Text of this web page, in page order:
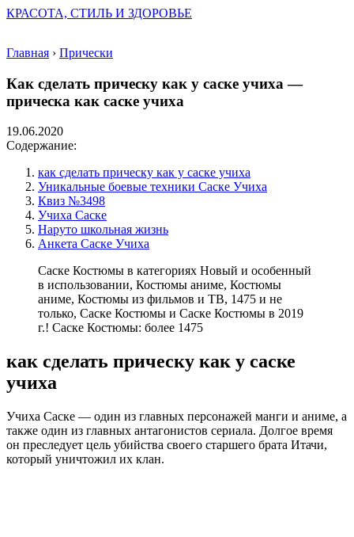
КРАСОТА, СТИЛЬ И ЗДОРОВЬЕ
Главная › Прически
Как сделать прическу как у саске учиха —
прическа как саске учиха
19.06.2020
Содержание:
как сделать прическу как у саске учиха
Уникальные боевые техники Саске Учиха
Квиз №3498
Учиха Саске
Наруто школьная жизнь
Анкета Саске Учиха
Саске Костюмы в категориях Новый и особенный
в использовании, Костюмы аниме, Костюмы
аниме, Костюмы из фильмов и ТВ, 1475 и не
только, Саске Костюмы и Саске Костюмы в 2019
г.! Саске Костюмы: более 1475
как сделать прическу как у саске
учиха
Учиха Саске — один из главных персонажей манги и аниме, а
также один из главных антагонистов сериала. Долгое время
он преследует цель убийства своего старшего брата Итачи,
который уничтожил их клан.